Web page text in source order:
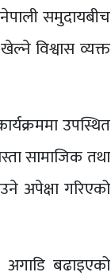
समुदायबीच
विश्वास व्यक्त
उपस्थित
सामाजिक तथा
अपेक्षा गरिएको
बढाइएको